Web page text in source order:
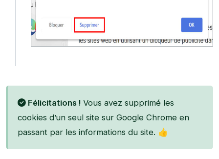
Félicitations ! Vous avez supprimé les
cookies d’un seul site sur Google Chrome en
passant par les informations du site. 👍